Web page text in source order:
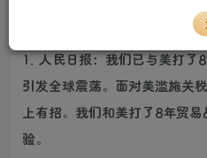
1. 人民日报：我们已与美打了
引发全球震荡。面对美滥施关
上有招。我们和美打了8年贸
验。